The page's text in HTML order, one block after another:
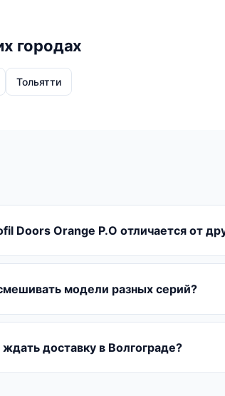
городах
Тольятти
Doors Orange P.O отличается от
модели разных серий?
доставку в Волгограде?